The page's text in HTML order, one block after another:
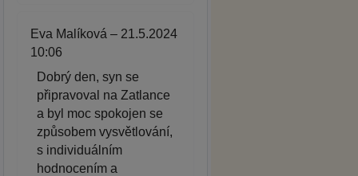
Eva Malíková – 21.5.2024
10:06
Dobrý den, syn se
připravoval na Zatlance
a byl moc spokojen se
způsobem vysvětlování,
s individuálním
hodnocením a